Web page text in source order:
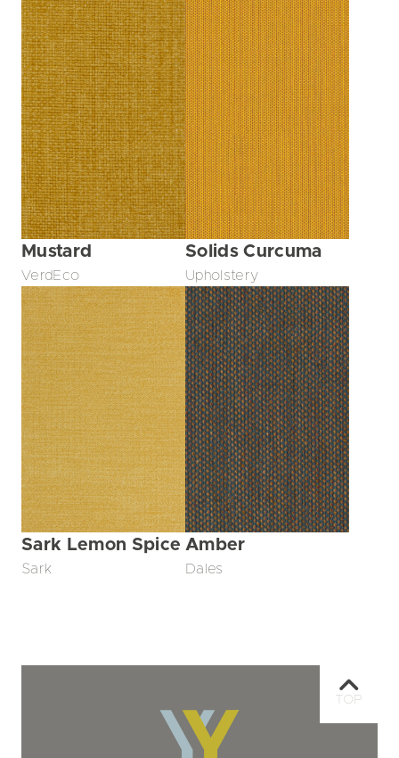
Mustard
VerdEco
Solids Curcuma
Upholstery
Sark Lemon Spice
Sark
Amber
Dales
TOP